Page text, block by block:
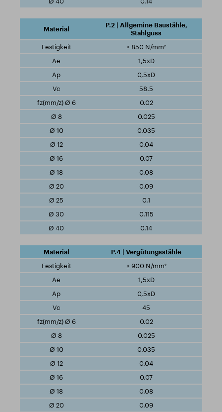
P.2 | Allgemine Baustähle,
Stahlguss
≤ 850 N/mm²
1,5xD
0,5xD
58.5
0.02
0.025
0.035
0.04
0.07
0.08
0.09
0.1
0.115
0.14
P.4 | Vergütungsstähle
≤ 900 N/mm²
1,5xD
0,5xD
45
0.02
0.025
0.035
0.04
0.07
0.08
0.09